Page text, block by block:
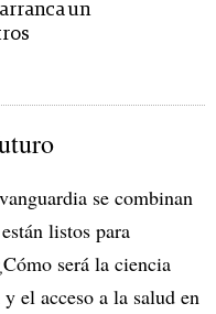
un
se combinan
listos para
será la ciencia
el acceso a la salud en